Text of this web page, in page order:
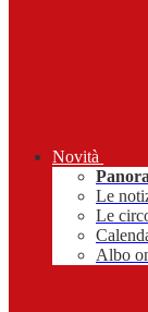
Novità
Le
Le
Albo